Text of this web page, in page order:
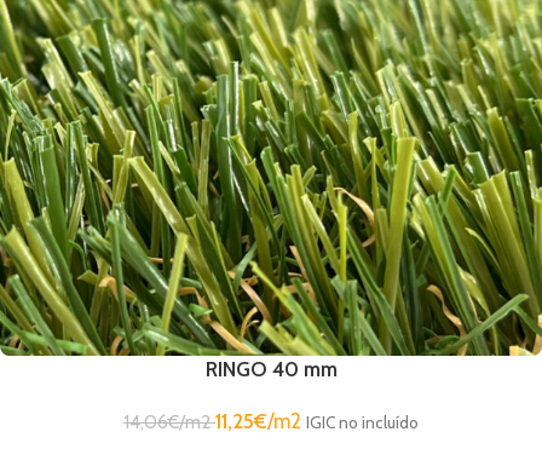
RINGO 40 mm
14,06€/m211,25€/m2 IGIC no incluído